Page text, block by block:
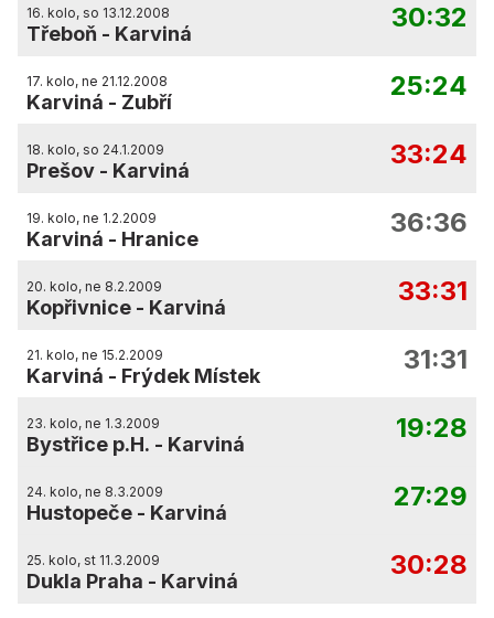
16. kolo, so 13.12.2008
Třeboň - Karviná
30:32
17. kolo, ne 21.12.2008
Karviná - Zubří
25:24
18. kolo, so 24.1.2009
Prešov - Karviná
33:24
19. kolo, ne 1.2.2009
Karviná - Hranice
36:36
20. kolo, ne 8.2.2009
Kopřivnice - Karviná
33:31
21. kolo, ne 15.2.2009
Karviná - Frýdek Místek
31:31
23. kolo, ne 1.3.2009
Bystřice p.H. - Karviná
19:28
24. kolo, ne 8.3.2009
Hustopeče - Karviná
27:29
25. kolo, st 11.3.2009
Dukla Praha - Karviná
30:28